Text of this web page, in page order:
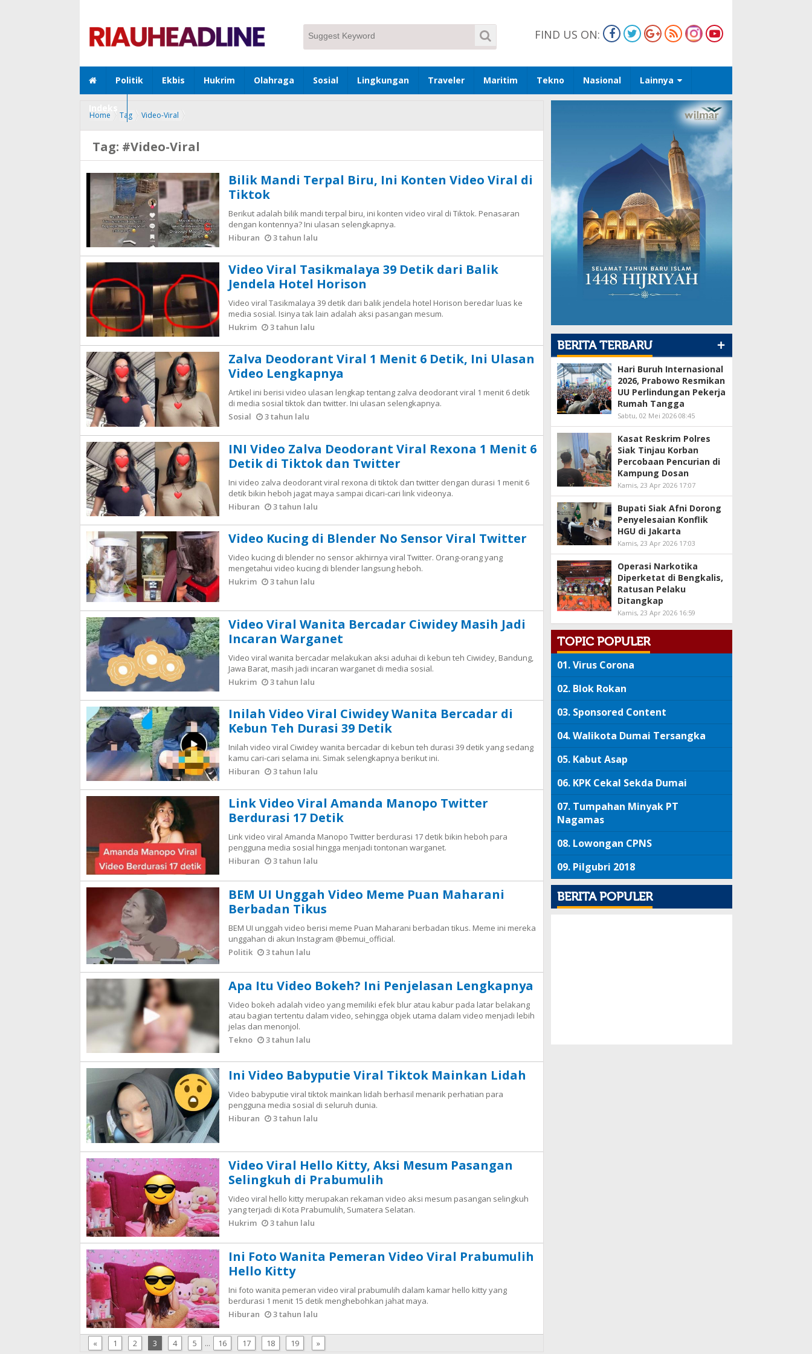
FIND US ON:
Politik Ekbis Hukrim Olahraga Sosial Lingkungan Traveler Maritim Tekno Nasional Lainnya
Home Tag Video-Viral
Tag: #Video-Viral
Bilik Mandi Terpal Biru, Ini Konten Video Viral di
Tiktok
Berikut adalah bilik mandi terpal biru, ini konten video viral di Tiktok. Penasaran
dengan kontennya? Ini ulasan selengkapnya.
Hiburan
3 tahun lalu
Video Viral Tasikmalaya 39 Detik dari Balik
Jendela Hotel Horison
Video viral Tasikmalaya 39 detik dari balik jendela hotel Horison beredar luas ke
media sosial. Isinya tak lain adalah aksi pasangan mesum.
Hukrim
3 tahun lalu
Zalva Deodorant Viral 1 Menit 6 Detik, Ini Ulasan
Video Lengkapnya
Artikel ini berisi video ulasan lengkap tentang zalva deodorant viral 1 menit 6 detik
di media sosial tiktok dan twitter. Ini ulasan selengkapnya.
Sosial
3 tahun lalu
INI Video Zalva Deodorant Viral Rexona 1 Menit 6
Detik di Tiktok dan Twitter
Ini video zalva deodorant viral rexona di tiktok dan twitter dengan durasi 1 menit 6
detik bikin heboh jagat maya sampai dicari-cari link videonya.
Hiburan
3 tahun lalu
Video Kucing di Blender No Sensor Viral Twitter
Video kucing di blender no sensor akhirnya viral Twitter. Orang-orang yang
mengetahui video kucing di blender langsung heboh.
Hukrim
3 tahun lalu
Video Viral Wanita Bercadar Ciwidey Masih Jadi
Incaran Warganet
Video viral wanita bercadar melakukan aksi aduhai di kebun teh Ciwidey, Bandung,
Jawa Barat, masih jadi incaran warganet di media sosial.
Hukrim
3 tahun lalu
Inilah Video Viral Ciwidey Wanita Bercadar di
Kebun Teh Durasi 39 Detik
Inilah video viral Ciwidey wanita bercadar di kebun teh durasi 39 detik yang sedang
kamu cari-cari selama ini. Simak selengkapnya berikut ini.
Hiburan
3 tahun lalu
Link Video Viral Amanda Manopo Twitter
Berdurasi 17 Detik
Link video viral Amanda Manopo Twitter berdurasi 17 detik bikin heboh para
pengguna media sosial hingga menjadi tontonan warganet.
Hiburan
3 tahun lalu
BEM UI Unggah Video Meme Puan Maharani
Berbadan Tikus
BEM UI unggah video berisi meme Puan Maharani berbadan tikus. Meme ini mereka
unggahan di akun Instagram @bemui_official.
Politik
3 tahun lalu
Apa Itu Video Bokeh? Ini Penjelasan Lengkapnya
Video bokeh adalah video yang memiliki efek blur atau kabur pada latar belakang
atau bagian tertentu dalam video, sehingga objek utama dalam video menjadi lebih
jelas dan menonjol.
Tekno
3 tahun lalu
Ini Video Babyputie Viral Tiktok Mainkan Lidah
Video babyputie viral tiktok mainkan lidah berhasil menarik perhatian para
pengguna media sosial di seluruh dunia.
Hiburan
3 tahun lalu
Video Viral Hello Kitty, Aksi Mesum Pasangan
Selingkuh di Prabumulih
Video viral hello kitty merupakan rekaman video aksi mesum pasangan selingkuh
yang terjadi di Kota Prabumulih, Sumatera Selatan.
Hukrim
3 tahun lalu
Ini Foto Wanita Pemeran Video Viral Prabumulih
Hello Kitty
Ini foto wanita pemeran video viral prabumulih dalam kamar hello kitty yang
berdurasi 1 menit 15 detik menghebohkan jahat maya.
Hiburan
3 tahun lalu
« 1 2 3 4 5 ... 16 17 18 19 »
+
BERITA TERBARU
Hari Buruh Internasional
2026, Prabowo Resmikan
UU Perlindungan Pekerja
Rumah Tangga
Sabtu, 02 Mei 2026 08:45
Kasat Reskrim Polres
Siak Tinjau Korban
Percobaan Pencurian di
Kampung Dosan
Kamis, 23 Apr 2026 17:07
Bupati Siak Afni Dorong
Penyelesaian Konflik
HGU di Jakarta
Kamis, 23 Apr 2026 17:03
Operasi Narkotika
Diperketat di Bengkalis,
Ratusan Pelaku
Ditangkap
Kamis, 23 Apr 2026 16:59
TOPIC POPULER
01.Virus Corona
02. Blok Rokan
03. Sponsored Content
04.Walikota Dumai Tersangka
05. Kabut Asap
06. KPK Cekal Sekda Dumai
07. Tumpahan Minyak PT
Nagamas
08. Lowongan CPNS
09. Pilgubri 2018
BERITA POPULER